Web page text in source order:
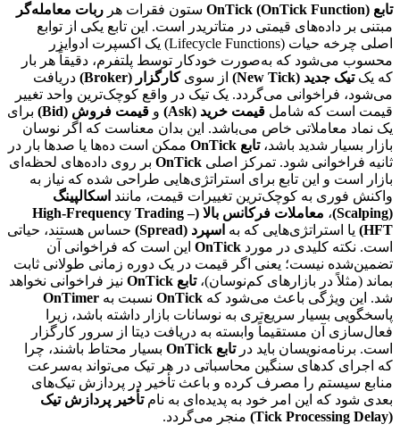
تابع OnTick (OnTick Function) ستون فقرات هر ربات معامله‌گر
مبتنی بر داده‌های قیمتی در متاتریدر است. این تابع یکی از توابع
اصلی چرخه حیات (Lifecycle Functions) یک اکسپرت ادوایزر
محسوب می‌شود که به‌صورت خودکار توسط پلتفرم، دقیقاً هر بار
که یکتیک جدید (New Tick) از سویکارگزار (Broker)
دریافت
می‌شود، فراخوانی می‌گردد. یک تیک در واقع کوچک‌ترین واحد تغییر
قیمت است که شامل قیمت خرید (Ask) و قیمت فروش (Bid)
برای
یک نماد معاملاتی خاص می‌باشد. این بدان معناست که اگر نوسان
بازار بسیار شدید باشد،تابع OnTick
ممکن است ده‌ها یا صدها بار در
ثانیه فراخوانی شود. تمرکز اصلی OnTick بر روی داده‌های لحظه‌ای
بازار است و این تابع برای استراتژی‌هایی طراحی شده که نیاز به
واکنش فوری به کوچک‌ترین تغییرات قیمت، مانند اسکالپینگ
(Scalping)
،
معاملات فرکانس بالا (High-Frequency Trading –
HFT) یا استراتژی‌هایی که به اسپرد (Spread)
حساس هستند، حیاتی
است. نکته کلیدی در مورد OnTick این است که فراخوانی آن
تضمین‌شده نیست؛ یعنی اگر قیمت در یک دوره زمانی طولانی ثابت
بماند (مثلاً در بازارهای کم‌نوسان)،تابع OnTick
نیز فراخوانی نخواهد
شد. این ویژگی باعث می‌شود که OnTick نسبت به OnTimer
پاسخگویی بسیار سریع‌تری به نوسانات بازار داشته باشد، زیرا
فعال‌سازی آن مستقیماً وابسته به دریافت دیتا از سرور کارگزار
است. برنامه‌نویسان باید درتابع OnTick
بسیار محتاط باشند، چرا
که اجرای کدهای سنگین محاسباتی در هر تیک می‌تواند به‌سرعت
منابع سیستم را مصرف کرده و باعث تأخیر در پردازش تیک‌های
بعدی شود که این امر خود به پدیده‌ای به نامتأخیر پردازش تیک
(Tick Processing Delay)
منجر می‌گردد.